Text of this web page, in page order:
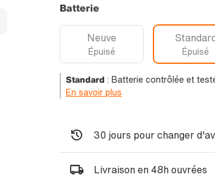
Batterie
Neuve
Épuisé Épuisé
Standard : Batterie contrôlée et
En savoir plus
30 jours pour changer
Livraison en 48h ouvrées